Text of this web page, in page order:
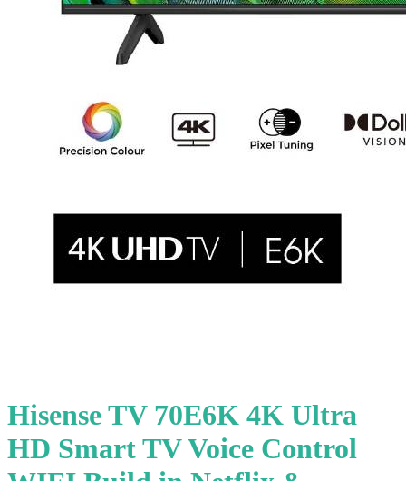
Hisense TV 70E6K 4K Ultra
HD Smart TV Voice Control